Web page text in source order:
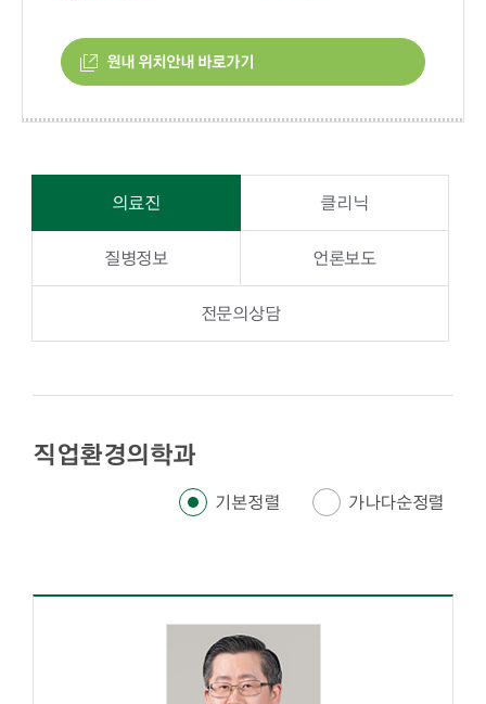
원내 위치안내 바로가기
의료진 클리닉
질병정보 언론보도
전문의상담
직업환경의학과
기본정렬 가나다순정렬